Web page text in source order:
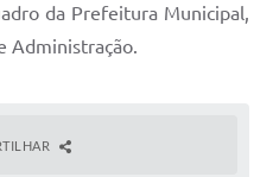
da Prefeitura Municipal,
Administração.